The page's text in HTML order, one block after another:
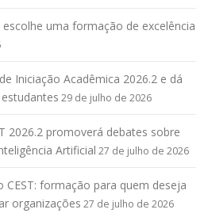
uma formação de excelência
Iniciação Acadêmica 2026.2 e dá
29 de julho de 2026
2026.2 promoverá debates sobre
Artificial 27 de julho de 2026
CEST: formação para quem deseja
organizações 27 de julho de 2026